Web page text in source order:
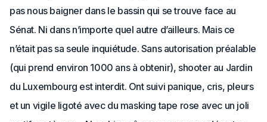
pas nous baigner dans le bassin qui se trouve face au
Sénat. Ni dans n’importe quel autre d’ailleurs. Mais ce
n’était pas sa seule inquiétude. Sans autorisation préalable
(qui prend environ 1000 ans à obtenir), shooter au Jardin
du Luxembourg est interdit. Ont suivi panique, cris, pleurs
et un vigile ligoté avec du masking tape rose avec un joli